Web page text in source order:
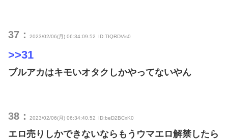
37： 2023/02/06(月) 06:34:09.52 ID:TIQRDVis0
>>31
ブルアカはキモいオタクしかやってないやん
38： 2023/02/06(月) 06:34:40.52 ID:beD2BCxK0
エロ売りしかできないならもうウマエロ解禁したら